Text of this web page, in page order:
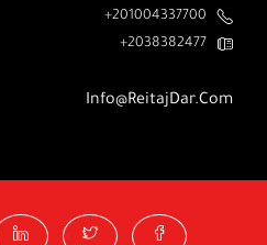
201004337700+
2038382477+
Info@ReitajDar.com